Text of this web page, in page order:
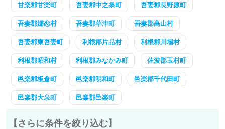
甘楽郡甘楽町 吾妻郡中之条町 吾妻郡長野原町
吾妻郡嬬恋村 吾妻郡草津町 吾妻郡高山村
吾妻郡東吾妻町 利根郡片品村 利根郡川場村
利根郡昭和村 利根郡みなかみ町 佐波郡玉村町
邑楽郡板倉町 邑楽郡明和町 邑楽郡千代田町
邑楽郡大泉町 邑楽郡邑楽町
【さらに条件を絞り込む】